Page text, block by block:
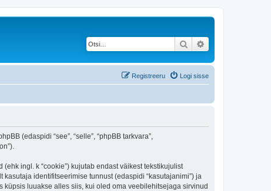
Otsi
Logi sisse
Registreeru
(edaspidi “see”, “selle”, “phpBB tarkvara”,
ingl. k “cookie”) kujutab endast väikest tekstikujulist
identifitseerimise tunnust (edaspidi “kasutajanimi”) ja
küpsis luuakse alles siis, kui oled oma veebilehitsejaga sirvinud